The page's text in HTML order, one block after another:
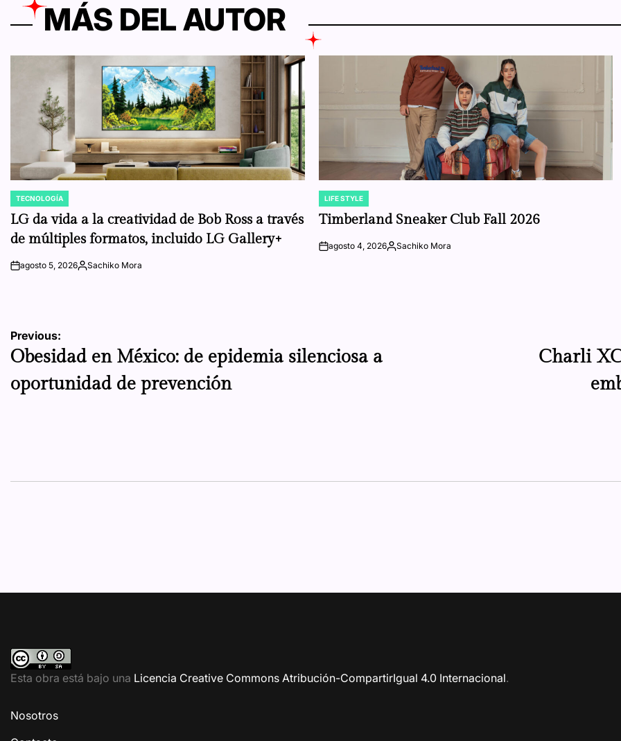
MÁS DEL AUTOR
POSTED
IN
TECNOLOGÍA
LG da vida a la creatividad de Bob Ross a través
de múltiples formatos, incluido LG Gallery+
onagosto 5, 2026Posted
Sachiko Mora
POSTED
IN
LIFE STYLE
Timberland Sneaker Club Fall 2026
onagosto 4, 2026Posted
Sachiko Mora
Navegación
de
entradas
Previous:
Obesidad en México: de epidemia silenciosa a
oportunidad de prevención
Charli
Esta obra está bajo una Licencia Creative Commons Atribución-CompartirIgual 4.0 Internacional.
Nosotros